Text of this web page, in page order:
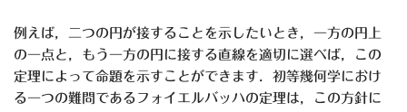
例えば，二つの円が接することを示したいとき，一方の円上
の一点と，もう一方の円に接する直線を適切に選べば，この
定理によって命題を示すことができます．初等幾何学におけ
る一つの難問であるフォイエルバッハの定理は，この方針に